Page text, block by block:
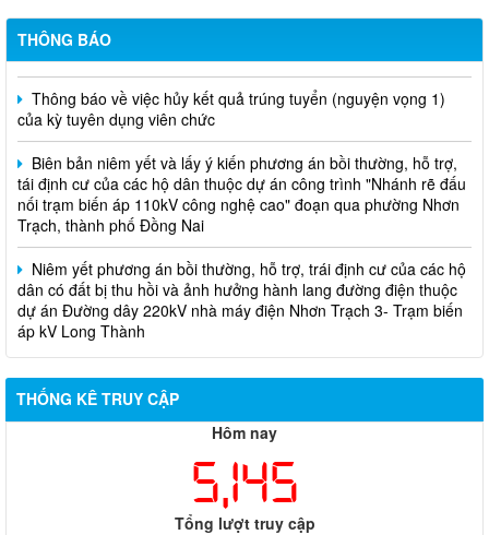
THÔNG BÁO
Niêm yết phương án bồi thường, hỗ trợ, tái định cư
Thông báo về việc hủy kết quả trúng tuyển (nguyện vọng 1)
của kỳ tuyên dụng viên chức
Biên bản niêm yết và lấy ý kiến phương án bồi thường, hỗ trợ,
tái định cư của các hộ dân thuộc dự án công trình "Nhánh rẽ đấu
nối trạm biến áp 110kV công nghệ cao" đoạn qua phường Nhơn
Trạch, thành phố Đồng Nai
Niêm yết phương án bồi thường, hỗ trợ, trái định cư của các hộ
dân có đất bị thu hồi và ảnh hưởng hành lang đường điện thuộc
dự án Đường dây 220kV nhà máy điện Nhơn Trạch 3- Trạm biến
áp kV Long Thành
Biên bản về việc niêm yết phương án bồi thường, hỗ trợ, tái
định cư của các hộ dân có đất bị thu hồi thuộc dự án nâng cấp
đường 25B cũ đoạn từ Trung tâm huyện Nhơn Trạch ra Quốc lộ
51, huyện Long Thành và huyện Nhơn Trạch
THỐNG KÊ TRUY CẬP
Hôm nay
5,145
Tổng lượt truy cập